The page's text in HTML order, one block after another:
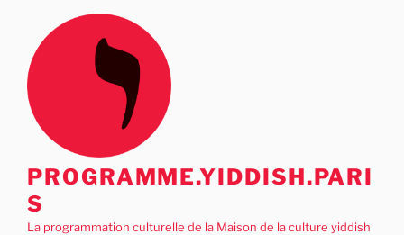
contenu
principal
PROGRAMME.YIDDISH.PARI
S
La programmation culturelle de la Maison de la culture yiddish